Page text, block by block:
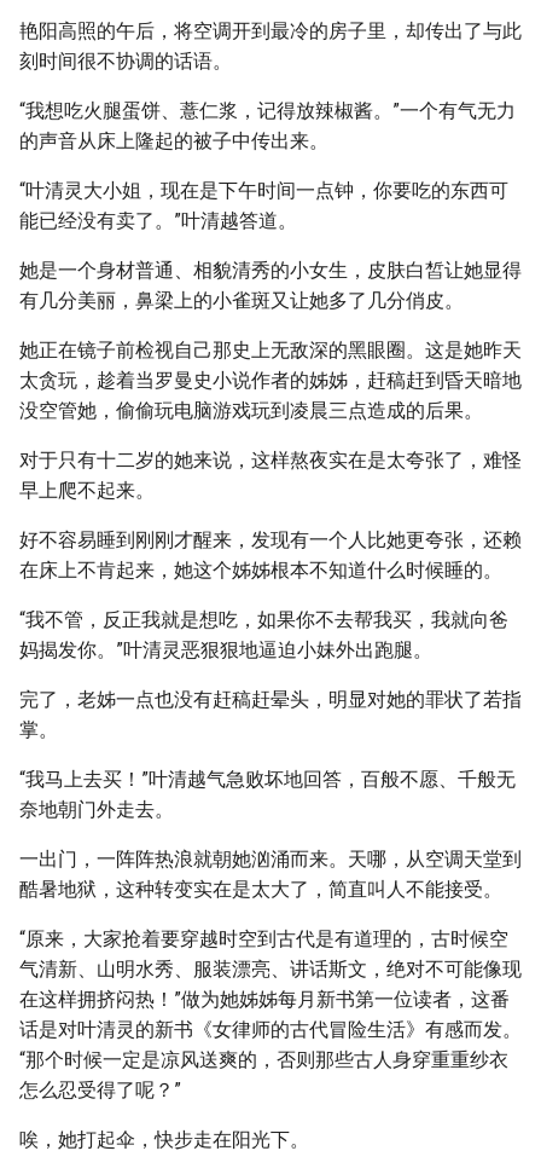
艳阳高照的午后，将空调开到最冷的房子里，却传出了与此
刻时间很不协调的话语。
“我想吃火腿蛋饼、薏仁浆，记得放辣椒酱。”一个有气无力
的声音从床上隆起的被子中传出来。
“叶清灵大小姐，现在是下午时间一点钟，你要吃的东西可
能已经没有卖了。”叶清越答道。
她是一个身材普通、相貌清秀的小女生，皮肤白皙让她显得
有几分美丽，鼻梁上的小雀斑又让她多了几分俏皮。
她正在镜子前检视自己那史上无敌深的黑眼圈。这是她昨天
太贪玩，趁着当罗曼史小说作者的姊姊，赶稿赶到昏天暗地
没空管她，偷偷玩电脑游戏玩到凌晨三点造成的后果。
对于只有十二岁的她来说，这样熬夜实在是太夸张了，难怪
早上爬不起来。
好不容易睡到刚刚才醒来，发现有一个人比她更夸张，还赖
在床上不肯起来，她这个姊姊根本不知道什么时候睡的。
“我不管，反正我就是想吃，如果你不去帮我买，我就向爸
妈揭发你。”叶清灵恶狠狠地逼迫小妹外出跑腿。
完了，老姊一点也没有赶稿赶晕头，明显对她的罪状了若指
掌。
“我马上去买！”叶清越气急败坏地回答，百般不愿、千般无
奈地朝门外走去。
一出门，一阵阵热浪就朝她汹涌而来。天哪，从空调天堂到
酷暑地狱，这种转变实在是太大了，简直叫人不能接受。
“原来，大家抢着要穿越时空到古代是有道理的，古时候空
气清新、山明水秀、服装漂亮、讲话斯文，绝对不可能像现
在这样拥挤闷热！”做为她姊姊每月新书第一位读者，这番
话是对叶清灵的新书《女律师的古代冒险生活》有感而发。
“那个时候一定是凉风送爽的，否则那些古人身穿重重纱衣
怎么忍受得了呢？”
唉，她打起伞，快步走在阳光下。